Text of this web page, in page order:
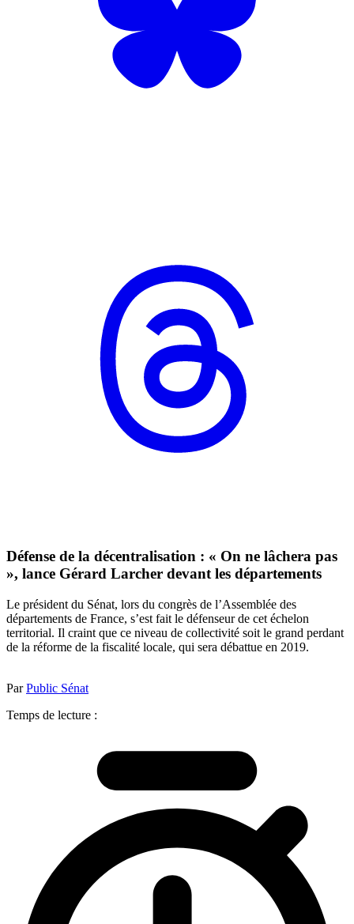
Défense de la décentralisation : « On ne lâchera pas
», lance Gérard Larcher devant les départements
Le président du Sénat, lors du congrès de l’Assemblée des
départements de France, s’est fait le défenseur de cet échelon
territorial. Il craint que ce niveau de collectivité soit le grand perdant
de la réforme de la fiscalité locale, qui sera débattue en 2019.
ParPublic Sénat
Temps de lecture :